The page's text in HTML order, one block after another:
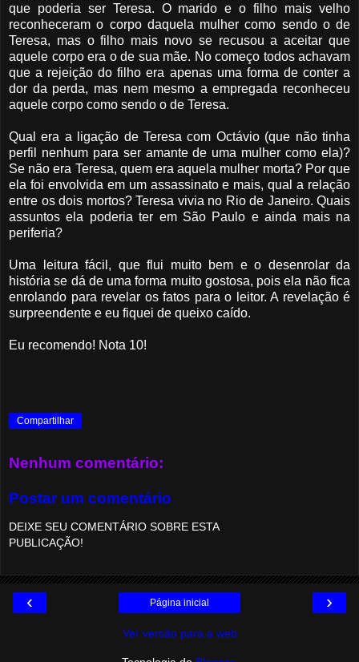
que poderia ser Teresa. O marido e o filho mais velho
reconheceram o corpo daquela mulher como sendo o de
Teresa, mas o filho mais novo se recusou a aceitar que
aquele corpo era o de sua mãe. No começo todos achavam
que a rejeição do filho era apenas uma forma de conter a
dor da perda, mas nem mesmo a empregada reconheceu
aquele corpo como sendo o de Teresa.
Qual era a ligação de Teresa com Octávio (que não tinha
perfil nenhum para ser amante de uma mulher como ela)?
Se não era Teresa, quem era aquela mulher morta? Por que
ela foi envolvida em um assassinato e mais, qual a relação
entre os dois mortos? Teresa vivia no Rio de Janeiro. Quais
assuntos ela poderia ter em São Paulo e ainda mais na
periferia?
Uma leitura fácil, que flui muito bem e o desenrolar da
história se dá de uma forma muito gostosa, pois ela não fica
enrolando para revelar os fatos para o leitor. A revelação é
surpreendente e eu fiquei de queixo caído.
Eu recomendo! Nota 10!
Compartilhar
Nenhum comentário:
Postar um comentário
DEIXE SEU COMENTÁRIO SOBRE ESTA
PUBLICAÇÃO!
‹ ›
Página inicial
Ver versão para a web